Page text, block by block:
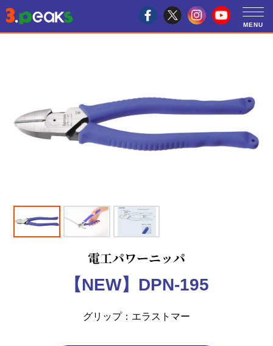
電工パワーニッパ
【NEW】DPN-195
グリップ エラストマー